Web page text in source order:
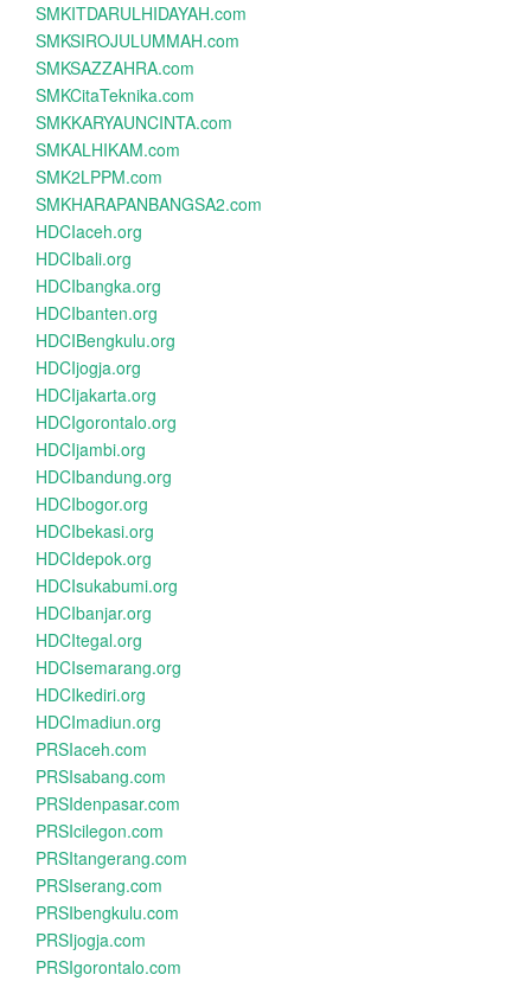
SMKITDARULHIDAYAH.com
SMKSIROJULUMMAH.com
SMKSAZZAHRA.com
SMKCitaTeknika.com
SMKKARYAUNCINTA.com
SMKALHIKAM.com
SMK2LPPM.com
SMKHARAPANBANGSA2.com
HDCIaceh.org
HDCIbali.org
HDCIbangka.org
HDCIbanten.org
HDCIBengkulu.org
HDCIjogja.org
HDCIjakarta.org
HDCIgorontalo.org
HDCIjambi.org
HDCIbandung.org
HDCIbogor.org
HDCIbekasi.org
HDCIdepok.org
HDCIsukabumi.org
HDCIbanjar.org
HDCItegal.org
HDCIsemarang.org
HDCIkediri.org
HDCImadiun.org
PRSIaceh.com
PRSIsabang.com
PRSIdenpasar.com
PRSIcilegon.com
PRSItangerang.com
PRSIserang.com
PRSIbengkulu.com
PRSIjogja.com
PRSIgorontalo.com